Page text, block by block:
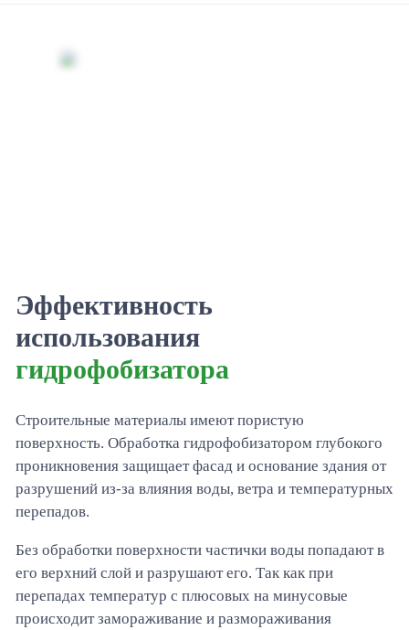
Эффективность
использования
гидрофобизатора
Строительные материалы имеют пористую
поверхность. Обработка гидрофобизатором глубокого
проникновения защищает фасад и основание здания от
разрушений из-за влияния воды, ветра и температурных
перепадов.
Без обработки поверхности частички воды попадают в
его верхний слой и разрушают его. Так как при
перепадах температур с плюсовых на минусовые
происходит замораживание и размораживания